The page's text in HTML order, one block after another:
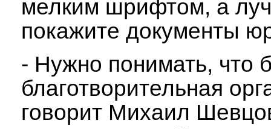
мелким шрифтом, а
покажите документы
- Нужно понимать, что
благотворительная
говорит Михаил